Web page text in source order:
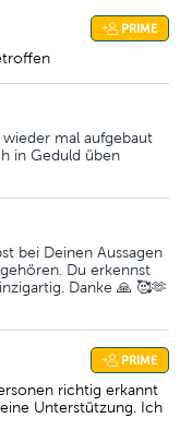
PRIME
mal aufgebaut
in Geduld üben
bei Deinen Aussagen
Du erkennst
Danke 🙏 🥰🫶
PRIME
richtig erkannt
Unterstützung. Ich